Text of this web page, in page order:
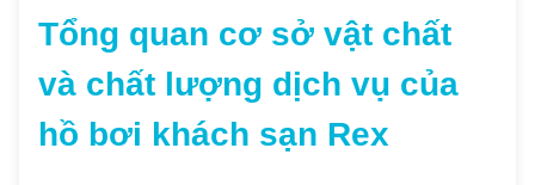
Tổng quan cơ sở vật chất
và chất lượng dịch vụ của
hồ bơi khách sạn Rex